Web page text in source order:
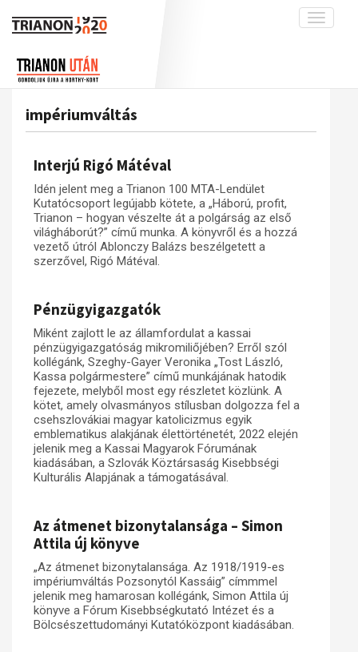
Toggle
interpretációk
A békerendszer megszilárdulása
Utókor és emlékezet
Adatbázis
Emlékművek (feltöltés alatt)
Menekültek
Visszhang
Publikációk
Trianon-kommentár
Dokumentumok
A trianoni szerződés
Műhelymunkák
impériumváltás
Interjú Rigó Mátéval
Idén jelent meg a Trianon 100 MTA-Lendület
Kutatócsoport legújabb kötete, a „Háború, profit,
Trianon – hogyan vészelte át a polgárság az első
világháborút?” című munka. A könyvről és a hozzá
vezető útról Ablonczy Balázs beszélgetett a
szerzővel, Rigó Mátéval.
Pénzügyigazgatók
Miként zajlott le az államfordulat a kassai
pénzügyigazgatóság mikromiliőjében? Erről szól
kollégánk, Szeghy-Gayer Veronika „Tost László,
Kassa polgármestere” című munkájának hatodik
fejezete, melyből most egy részletet közlünk. A
kötet, amely olvasmányos stílusban dolgozza fel a
csehszlovákiai magyar katolicizmus egyik
emblematikus alakjának élettörténetét, 2022 elején
jelenik meg a Kassai Magyarok Fórumának
kiadásában, a Szlovák Köztársaság Kisebbségi
Kulturális Alapjának a támogatásával.
Az átmenet bizonytalansága – Simon
Attila új könyve
„Az átmenet bizonytalansága. Az 1918/1919-es
impériumváltás Pozsonytól Kassáig” címmmel
jelenik meg hamarosan kollégánk, Simon Attila új
könyve a Fórum Kisebbségkutató Intézet és a
Bölcsészettudományi Kutatóközpont kiadásában.